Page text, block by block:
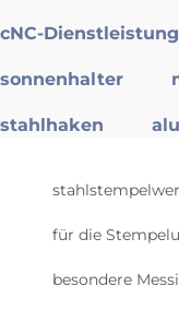
cNC-
sonnenhalter
stahlhaken
für die
besondere